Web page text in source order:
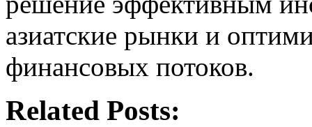
азиатские рынки и
финансовых потоков.
Related Posts: